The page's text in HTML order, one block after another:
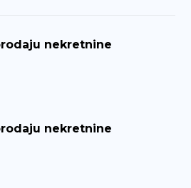
nekretnine
nekretnine